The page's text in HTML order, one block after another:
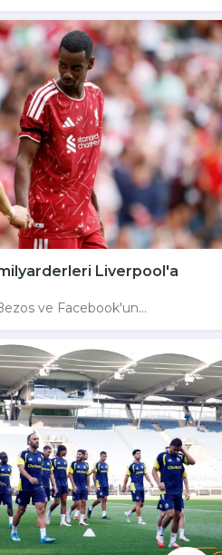
Liverpool'a
ve Facebook'un...